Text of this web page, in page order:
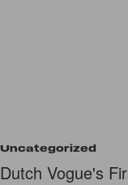
Uncategorized
Dutch Vogue's